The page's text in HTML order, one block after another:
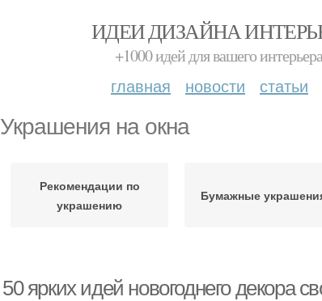
ИДЕИ ДИЗАЙНА
+1000 идей для вашего
главная новости статьи
Украшения на окна
Рекомендации по
украшению
Бумажные
50 ярких идей новогоднего декора